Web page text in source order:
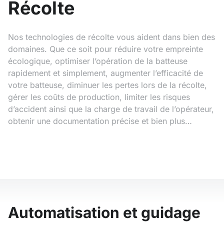
Récolte
Nos technologies de récolte vous aident dans bien des
domaines. Que ce soit pour réduire votre empreinte
écologique, optimiser l’opération de la batteuse
rapidement et simplement, augmenter l’efficacité de
votre batteuse, diminuer les pertes lors de la récolte,
gérer les coûts de production, limiter les risques
d’accident ainsi que la charge de travail de l’opérateur,
obtenir une documentation précise et bien plus…
Automatisation et guidage